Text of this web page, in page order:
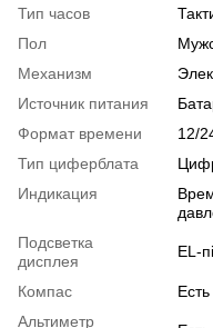
Тип часов
Пол
Механизм
Источник питания
Формат времени
12/
Тип циферблата
Индикация
Подсветка
дисплея
EL-
Компас
Есть
Альтиметр